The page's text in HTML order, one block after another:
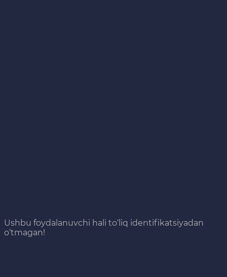
Ushbu foydalanuvchi hali to‘liq identifikatsiyadan
o‘tmagan!